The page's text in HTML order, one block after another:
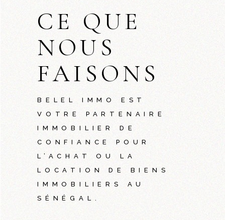
CE QUE
NOUS
FAISONS
BELEL IMMO EST
VOTRE PARTENAIRE
IMMOBILIER DE
CONFIANCE POUR
L’ACHAT OU LA
LOCATION DE BIENS
IMMOBILIERS AU
SÉNÉGAL.